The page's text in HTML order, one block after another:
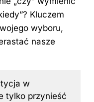
Kluczem
wyboru,
nasze
w
tylko przynieść